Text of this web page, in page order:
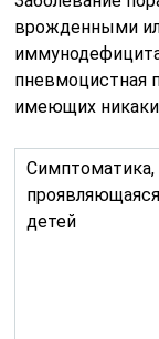
врожденными
пневмоцистная
имеющих
Симптоматика,
детей